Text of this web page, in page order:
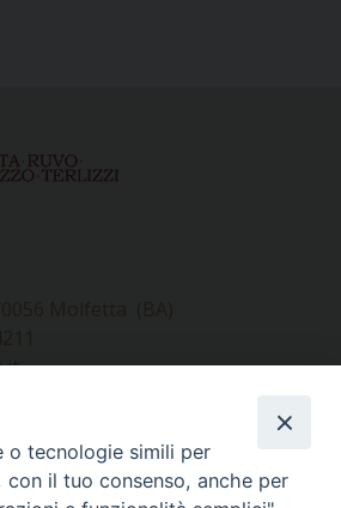
–
sociali
o tecnologie simili per
il tuo consenso, anche per